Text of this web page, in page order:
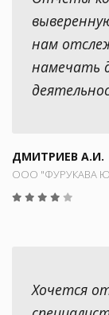
нам
намечать
ДМИТРИЕВ А.И.
ООО "ФУРУКАВА
Хочется